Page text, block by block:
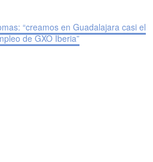
“creamos en Guadalajara casi el
de GXO Iberia”